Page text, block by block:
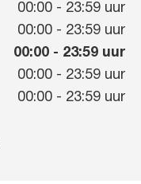
00:00 - 23:59 uur
00:00 - 23:59 uur
00:00 - 23:59 uur
00:00 - 23:59 uur
00:00 - 23:59 uur